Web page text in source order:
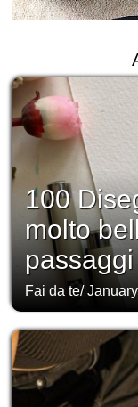
100
molto
Fai da te/